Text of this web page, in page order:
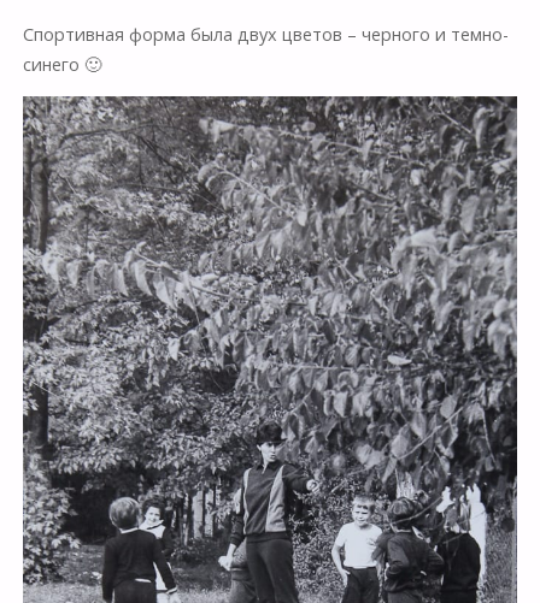
Спортивная форма была двух цветов – черного и темно-
синего 🙂